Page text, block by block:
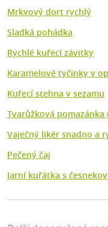
Mrkvový dort rychlý
Sladká pohádka
Rychlé kuřecí závitky
Karamelové tyčinky v
Kuřecí stehna v sezamu
Tvarůžková
Vaječný likér snadno a
Pečený čaj
Jarní kuřátka s